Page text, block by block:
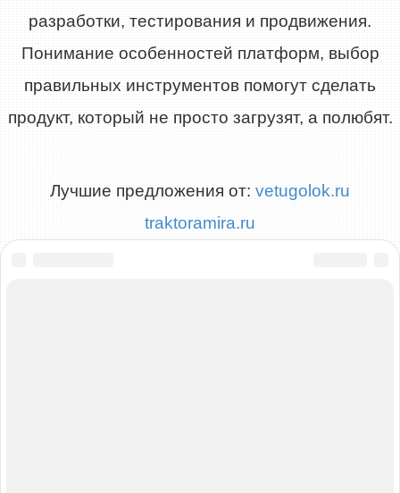
разработки, тестирования и продвижения.
Понимание особенностей платформ, выбор
правильных инструментов помогут сделать
продукт, который не просто загрузят, а полюбят.
Лучшие предложения от: vetugolok.ru
traktoramira.ru